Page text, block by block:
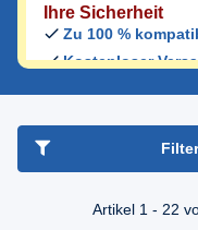
Ihre Sicherheit
Zu 100 %
Kostenloser
haben Sie Frage?
Freundlicher Support &
Mo - Fr. 08.00 - 16:30 Uhr
Artikel 1 - 22